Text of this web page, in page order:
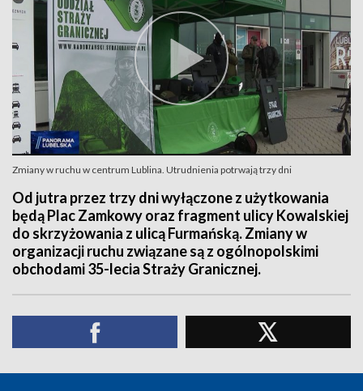
Zmiany w ruchu w centrum Lublina. Utrudnienia potrwają trzy dni
Od jutra przez trzy dni wyłączone z użytkowania
będą Plac Zamkowy oraz fragment ulicy Kowalskiej
do skrzyżowania z ulicą Furmańską. Zmiany w
organizacji ruchu związane są z ogólnopolskimi
obchodami 35-lecia Straży Granicznej.